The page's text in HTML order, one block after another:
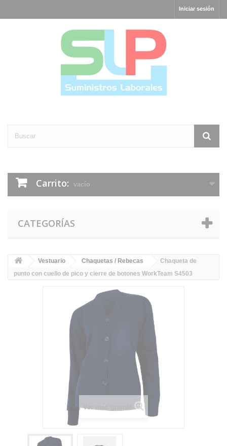
Iniciar sesión
Carrito: vacío
CATEGORÍAS
Vestuario Chaquetas / Rebecas
Chaqueta de
punto con cuello de pico y cierre de botones WorkTeam S4503
Ver más grande